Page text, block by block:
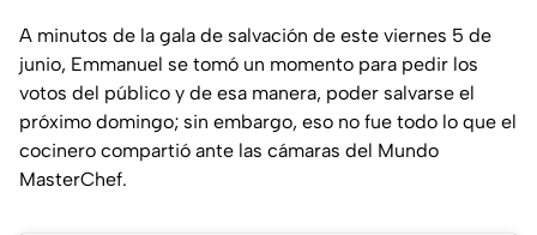
A minutos de la gala de salvación de este viernes 5 de
junio, Emmanuel se tomó un momento para pedir los
votos del público y de esa manera, poder salvarse el
próximo domingo; sin embargo, eso no fue todo lo que el
cocinero compartió ante las cámaras del Mundo
MasterChef.